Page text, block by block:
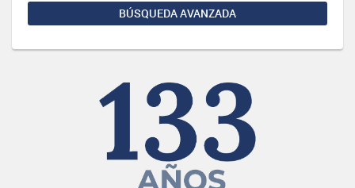
BÚSQUEDA AVANZADA